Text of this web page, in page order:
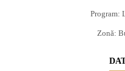
Program:
Zonă: